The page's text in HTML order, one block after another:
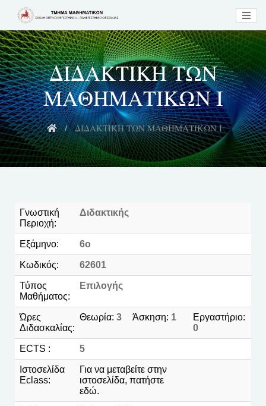
ΔΙΔΑΚΤΙΚΗ ΤΩΝ
ΜΑΘΗΜΑΤΙΚΩΝ Ι
ΔΙΔΑΚΤΙΚΗ ΤΩΝ ΜΑΘΗΜΑΤΙΚΩΝ Ι
Γνωστική
Περιοχή:
Διδακτικής
Εξάμηνο: 6o
Κωδικός: 62601
Τύπος
Μαθήματος:
Επιλογής
Ώρες
Διδασκαλίας:
Θεωρία: 3 Άσκηση: 1
Εργαστήριο:
0
ECTS : 5
Ιστοσελίδα
Eclass:
Για να μεταβείτε στην
ιστοσελίδα, πατήστε
εδώ.